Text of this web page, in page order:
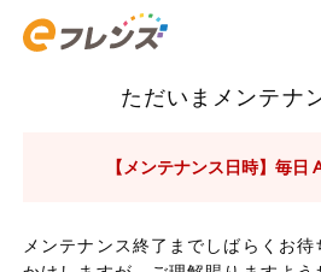
ただいまメンテナ
【メンテナンス日時】毎日
メンテナンス終了までしばらくお